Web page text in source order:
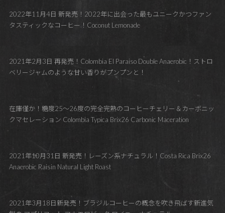
2022年11月4日 新発売！2022年に出会った最もユニークかつファン
タスティックなコーヒー！Coconut Lemonade
2021年2月3日 再発売！Colombia El Paraiso Double Anaerobic！ストロ
ベリージャムのような甘い香りがプンプンと！
在庫僅か！糖度25～26度の完全完熟のコーヒーチェリー＆カーボニッ
クマセレーション Colombia Typica Brix26 Carbonic Maceration
2021年10月31日 新発売！レーズン系ナチュラル！Costa Rica Brix26
Anaerobic Raisin Natural Light Roast
2021年3月18日新発売！ブラジルコーヒーの概念を吹き飛ばす新進気